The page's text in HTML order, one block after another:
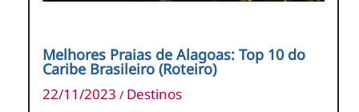
Melhores Praias de Alagoas: Top 10 do
Caribe Brasileiro (Roteiro)
22/11/2023 / Destinos